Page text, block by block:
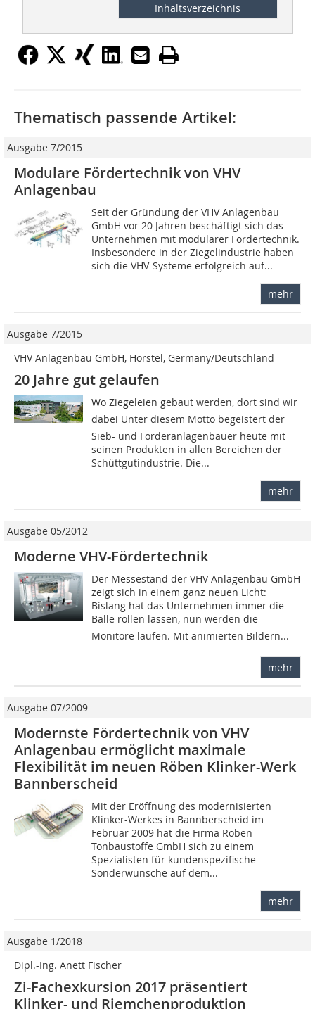
Inhaltsverzeichnis
Thematisch passende Artikel:
Ausgabe 7/2015
Modulare Fördertechnik von VHV
Anlagenbau
Seit der Gründung der VHV Anlagenbau
GmbH vor 20 Jahren beschäftigt sich das
Unternehmen mit modularer Fördertechnik.
Insbesondere in der Ziegelindustrie haben
sich die VHV-Systeme erfolgreich auf...
mehr
Ausgabe 7/2015
VHV Anlagenbau GmbH, Hörstel, Germany/Deutschland
20 Jahre gut gelaufen
Wo Ziegeleien gebaut werden, dort sind wir
dabei Unter diesem Motto begeistert der
Sieb- und Förderanlagenbauer heute mit
seinen Produkten in allen Bereichen der
Schüttgutindustrie. Die...
mehr
Ausgabe 05/2012
Moderne VHV-Fördertechnik
Der Messestand der VHV Anlagenbau GmbH
zeigt sich in einem ganz neuen Licht:
Bislang hat das Unternehmen immer die
Bälle rollen lassen, nun werden die
Monitore laufen. Mit animierten Bildern...
mehr
Ausgabe 07/2009
Modernste Fördertechnik von VHV
Anlagenbau ermöglicht maximale
Flexibilität im neuen Röben Klinker-Werk
Bannberscheid
Mit der Eröffnung des modernisierten
Klinker-Werkes in Bannberscheid im
Februar 2009 hat die ­Firma Röben
Tonbaustoffe GmbH sich zu einem
Spezialisten für kundenspezifische
Sonderwünsche auf dem...
mehr
Ausgabe 1/2018
Dipl.-Ing. Anett Fischer
Zi-Fachexkursion 2017 präsentiert
Klinker- und Riemchenproduktion